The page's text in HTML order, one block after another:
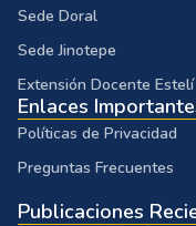
Sede Doral
Sede Jinotepe
Extensión Docente Estelí
Enlaces
Políticas de Privacidad
Preguntas Frecuentes
Publicaciones